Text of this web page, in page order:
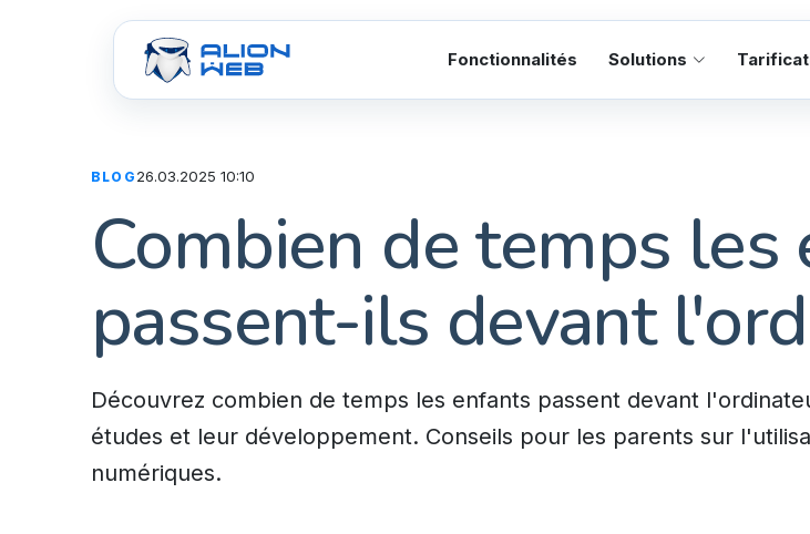
Fonctionnalités Solutions
BLOG 26.03.2025 10:10
Combien de temps les
passent-ils devant
Découvrez combien de temps les enfants passent devant
études et leur développement. Conseils pour les parents sur
numériques.